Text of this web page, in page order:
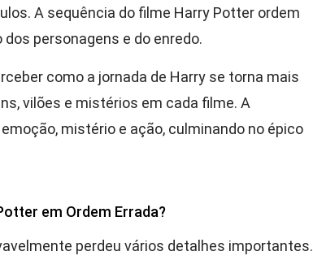
A sequência do filme Harry Potter ordem
personagens e do enredo.
como a jornada de Harry se torna mais
vilões e mistérios em cada filme. A
mistério e ação, culminando no épico
em Ordem Errada?
perdeu vários detalhes importantes.